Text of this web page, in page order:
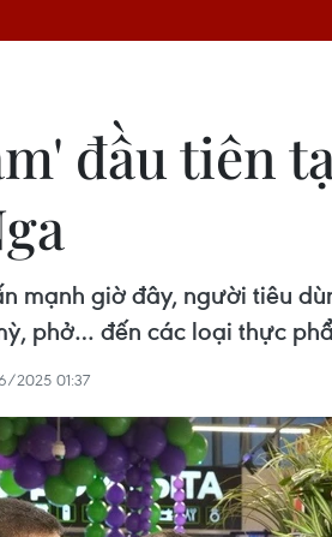
đầu tiên
mạnh giờ đây, người tiêu
phở… đến các loại thực
2025 01:37